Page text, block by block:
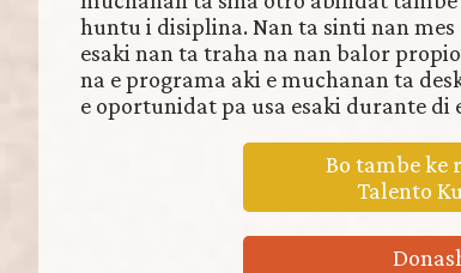
huntu i disiplina. Nan ta sinti nan
esaki nan ta traha na nan balor
na e programa aki e muchanan ta
e oportunidat pa usa esaki durante di
Bo tambe ke
Talento